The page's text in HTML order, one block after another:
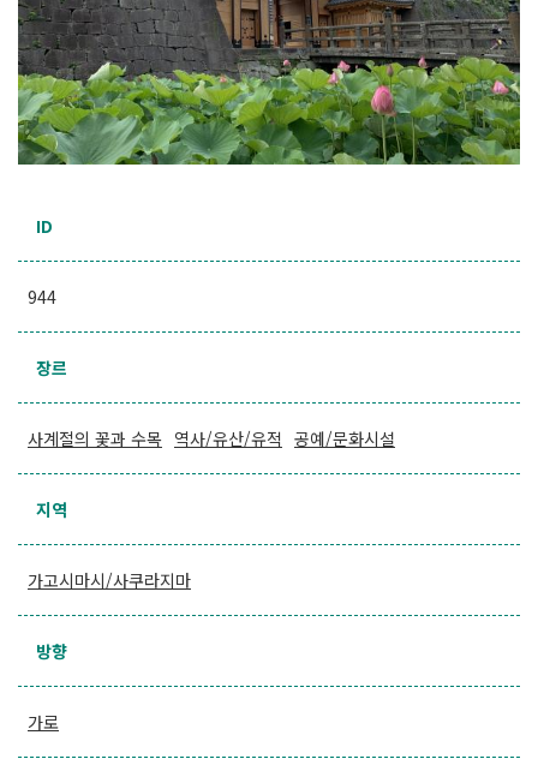
ID
944
장르
사계절의 꽃과 수목 역사/유산/유적 공예/문화시설
지역
가고시마시/사쿠라지마
방향
가로